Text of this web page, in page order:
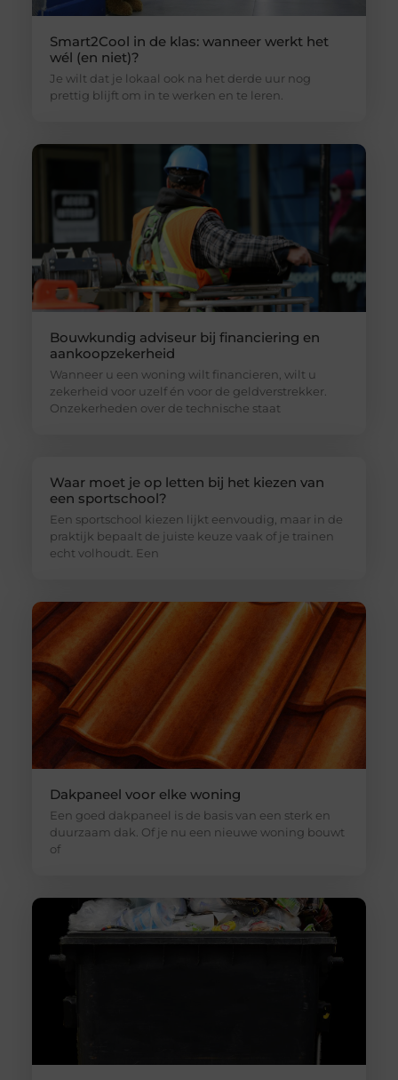
Smart2Cool in de klas: wanneer werkt het
wél (en niet)?
Je wilt dat je lokaal ook na het derde uur nog
prettig blijft om in te werken en te leren.
Bouwkundig adviseur bij financiering en
aankoopzekerheid
Wanneer u een woning wilt financieren, wilt u
zekerheid voor uzelf én voor de geldverstrekker.
Onzekerheden over de technische staat
Waar moet je op letten bij het kiezen van
een sportschool?
Een sportschool kiezen lijkt eenvoudig, maar in de
praktijk bepaalt de juiste keuze vaak of je trainen
echt volhoudt. Een
Dakpaneel voor elke woning
Een goed dakpaneel is de basis van een sterk en
duurzaam dak. Of je nu een nieuwe woning bouwt
of